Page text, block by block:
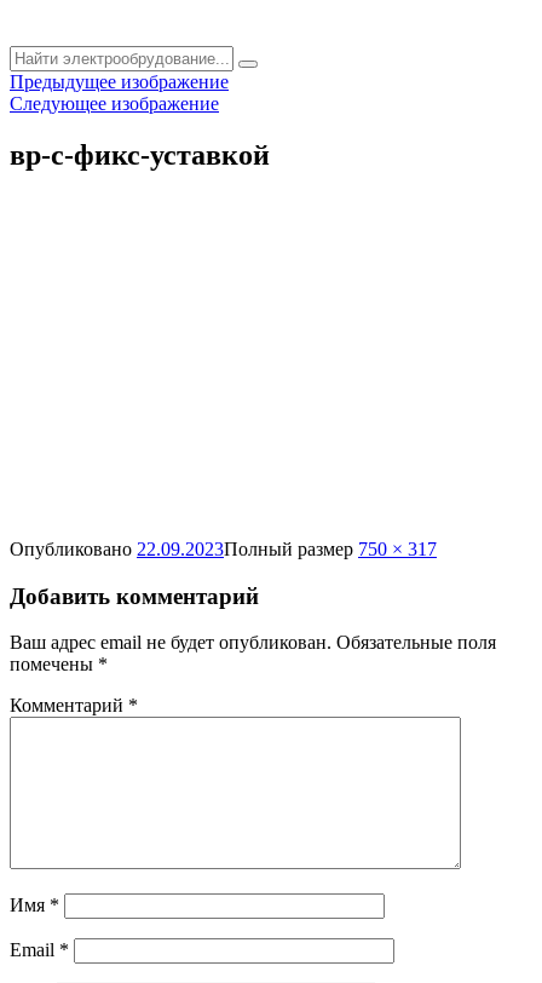
Предыдущее изображение
Следующее изображение
вр-с-фикс-уставкой
Опубликовано 22.09.2023Полный размер 750 × 317
Добавить комментарий
Ваш адрес email не будет опубликован. Обязательные поля
помечены *
Комментарий *
Имя *
Email *